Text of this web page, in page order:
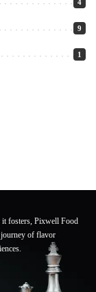
4
9
1
it fosters, Pixwell Food
of flavor